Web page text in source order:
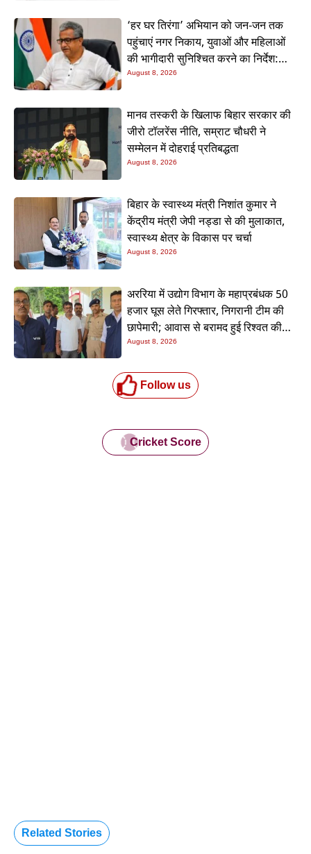
‘हर घर तिरंगा’ अभियान को जन-जन तक
पहुंचाएं नगर निकाय, युवाओं और महिलाओं
की भागीदारी सुनिश्चित करने का निर्देश:
नीतीश मिश्रा
August 8, 2026
मानव तस्करी के खिलाफ बिहार सरकार की
जीरो टॉलरेंस नीति, सम्राट चौधरी ने
सम्मेलन में दोहराई प्रतिबद्धता
August 8, 2026
बिहार के स्वास्थ्य मंत्री निशांत कुमार ने
केंद्रीय मंत्री जेपी नड्डा से की मुलाकात,
स्वास्थ्य क्षेत्र के विकास पर चर्चा
August 8, 2026
अररिया में उद्योग विभाग के महाप्रबंधक 50
हजार घूस लेते गिरफ्तार, निगरानी टीम की
छापेमारी; आवास से बरामद हुई रिश्वत की
रकम
August 8, 2026
Follow us
Cricket Score
Related Stories